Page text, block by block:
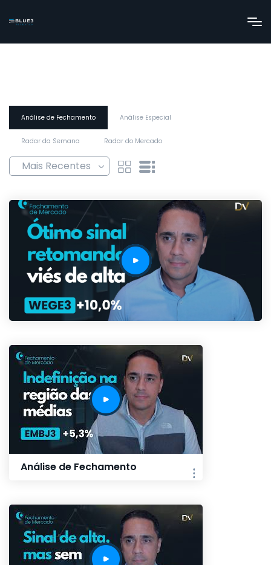
Análise de Fechamento Análise Especial
Radar da Semana Radar do Mercado
Análise de Fechamento